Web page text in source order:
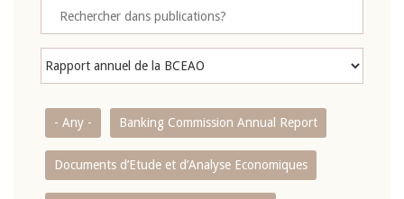
- Any - Banking Commission Annual Report
Documents d’Etude et d’Analyse Economiques